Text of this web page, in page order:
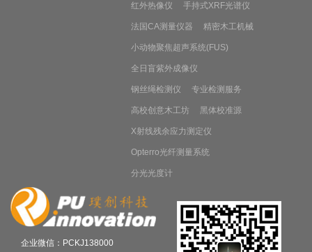
红外热像仪 手持式XRF光谱仪
法国CA测量仪器 精密木工机械
小动物聚焦超声系统(FUS)
全日盲紫外成像仪
钢丝绳检测仪 专业检测服务
高校创意木工坊 黑体校准源
X射线残余应力测定仪
Opterro光纤测量系统
分光光度计
企业微信：PCKJ138000